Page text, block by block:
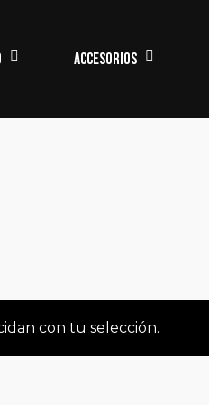
Accesorios
con tu selección.